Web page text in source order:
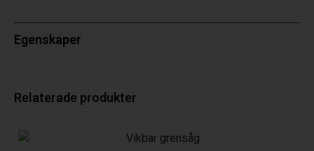
Egenskaper
Relaterade produkter